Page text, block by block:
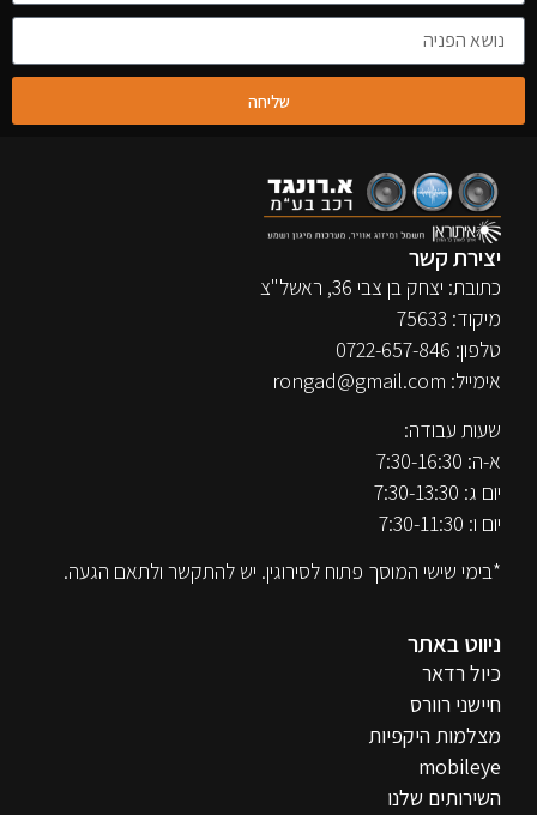
שליחה
יצירת קשר
כתובת: יצחק בן צבי 36, ראשל"צ
מיקוד: 75633
טלפון: 0722-657-846
אימייל: rongad@gmail.com
שעות עבודה:
א-ה: 7:30-16:30
יום ג: 7:30-13:30
יום ו: 7:30-11:30
*בימי שישי המוסך פתוח לסירוגין. יש להתקשר ולתאם הגעה.
ניווט באתר
כיול רדאר
חיישני רוורס
מצלמות היקפיות
mobileye
השירותים שלנו